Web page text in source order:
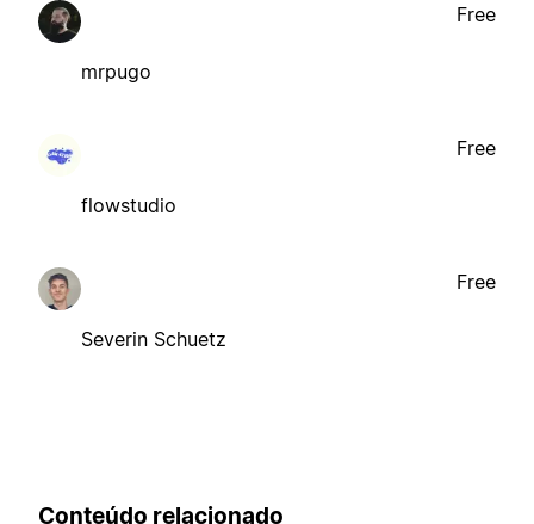
mrpugo
Free
flowstudio
Free
Severin Schuetz
Free
Conteúdo relacionado